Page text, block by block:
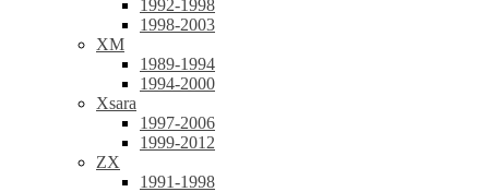
1992-1998
1998-2003
XM
1989-1994
1994-2000
Xsara
1997-2006
1999-2012
ZX
1991-1998